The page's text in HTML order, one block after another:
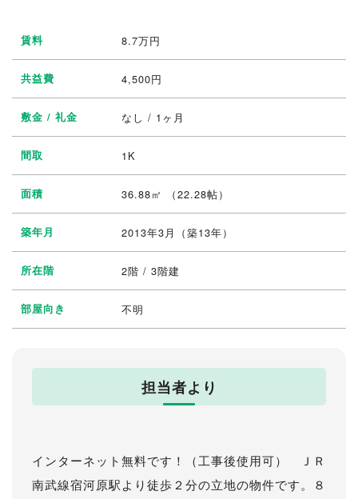
賃料 8.7万円
共益費 4,500円
敷金 / 礼金 なし / 1ヶ月
間取 1K
面積 36.88㎡ （22.28帖）
築年月 2013年3月（築13年）
所在階 2階 / 3階建
部屋向き 不明
担当者より
インターネット無料です！（工事後使用可） ＪＲ
南武線宿河原駅より徒歩２分の立地の物件です。８